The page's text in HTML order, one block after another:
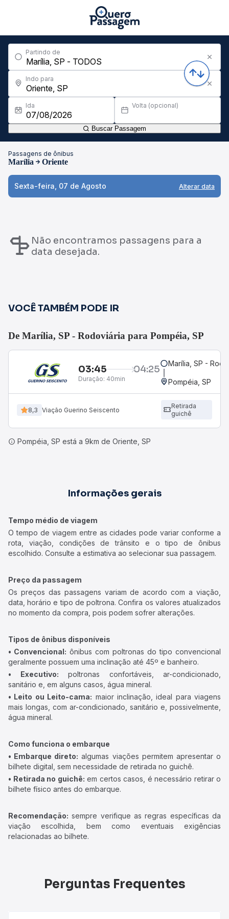
Partindo de
Indo para
Ida Volta (opcional)
Buscar Passagem
Passagens de ônibus
Marília Oriente
Sexta-feira, 07 de Agosto Alterar data
Não encontramos passagens para a
data desejada.
VOCÊ TAMBÉM PODE IR
De Marília, SP - Rodoviária para Pompéia, SP
03:45 04:25
Duração: 40min
Marília, SP -
Pompéia, SP
8,3 Viação Guerino Seiscento
Retirada
guichê
Pompéia, SP está a 9km de Oriente, SP
Informações gerais
Tempo médio de viagem
O tempo de viagem entre as cidades pode variar conforme a
rota, viação, condições de trânsito e o tipo de ônibus
escolhido. Consulte a estimativa ao selecionar sua passagem.
Preço da passagem
Os preços das passagens variam de acordo com a viação,
data, horário e tipo de poltrona. Confira os valores atualizados
no momento da compra, pois podem sofrer alterações.
Tipos de ônibus disponíveis
• Convencional: ônibus com poltronas do tipo convencional
geralmente possuem uma inclinação até 45º e banheiro.
• Executivo: poltronas confortáveis, ar-condicionado,
sanitário e, em alguns casos, água mineral.
• Leito ou Leito-cama: maior inclinação, ideal para viagens
mais longas, com ar-condicionado, sanitário e, possivelmente,
água mineral.
Como funciona o embarque
• Embarque direto: algumas viações permitem apresentar o
bilhete digital, sem necessidade de retirada no guichê.
• Retirada no guichê: em certos casos, é necessário retirar o
bilhete físico antes do embarque.
Recomendação: sempre verifique as regras específicas da
viação escolhida, bem como eventuais exigências
relacionadas ao bilhete.
Perguntas Frequentes